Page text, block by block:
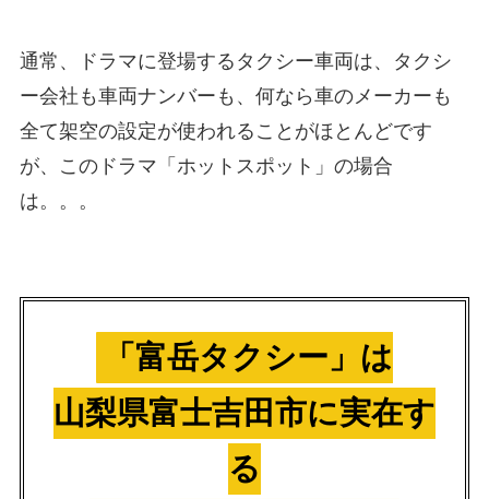
通常、ドラマに登場するタクシー車両は、タクシ
ー会社も車両ナンバーも、何なら車のメーカーも
全て架空の設定が使われることがほとんどです
が、このドラマ「ホットスポット」の場合
は。。。
「富岳タクシー」は
山梨県富士吉田市に実在す
る